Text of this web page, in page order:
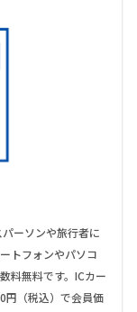
パーソンや旅行者に
トフォンやパソコ
料無料です。ICカー
円（税込）で会員価